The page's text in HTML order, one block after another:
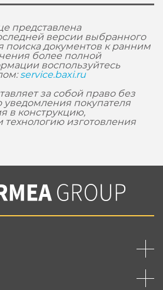
представлена
версии выбранного
поиска документов к ранним
более полной
воспользуйтесь
service.baxi.ru
за собой право без
уведомления покупателя
в конструкцию,
изготовления